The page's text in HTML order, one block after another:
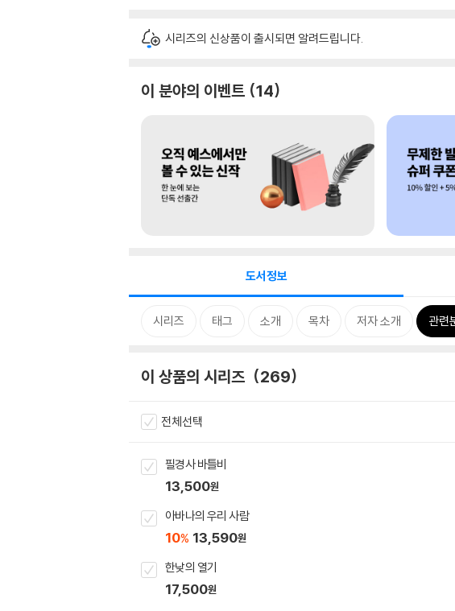
시리즈의 신상품이 출시되면 알려드립니다.
이 분야의 이벤트 14
도서정보
시리즈 태그 소개 목차 저자 소개 관련
이 상품의 시리즈 269
전체선택
필경사 바틀비
13,500원
아바나의 우리 사람
10% 13,590원
한낮의 열기
17,500원